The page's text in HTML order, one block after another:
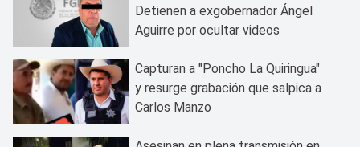
Detienen a exgobernador Ángel
Aguirre por ocultar videos
Capturan a "Poncho La Quiringua"
y resurge grabación que salpica a
Carlos Manzo